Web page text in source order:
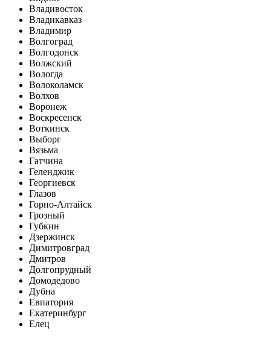
Владивосток
Владикавказ
Владимир
Волгоград
Волгодонск
Волжский
Вологда
Волоколамск
Волхов
Воронеж
Воскресенск
Воткинск
Выборг
Вязьма
Гатчина
Геленджик
Георгиевск
Глазов
Горно-Алтайск
Грозный
Губкин
Дзержинск
Димитровград
Дмитров
Долгопрудный
Домодедово
Дубна
Евпатория
Екатеринбург
Елец